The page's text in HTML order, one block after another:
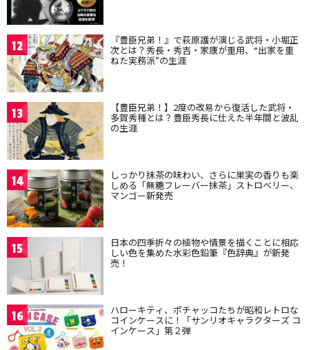
12 『豊臣兄弟！』で萩原護が演じる武将・小堀正
次とは？秀長・秀吉・家康が重用、“出家を重
ねた実務派”の生涯
13 【豊臣兄弟！】2度の改易から復活した武将・
多賀秀種とは？豊臣秀長に仕えた半年間と波乱
の生涯
14 しっかり抹茶の味わい、さらに果実の香りも楽
しめる「無糖フレーバー抹茶」ストロベリー、
マンゴー新発売
15 日本の四季折々の植物や情景を描くことに相応
しい色を集めた水彩色鉛筆『色辞典』が新発
売！
16 ハローキティ、ポチャッコたちが昭和レトロな
コインケースに！「サンリオキャラクターズ コ
インケース」第２弾